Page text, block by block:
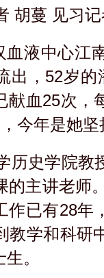
胡蔓 见习
血液中心江
出，52岁
献血25次，
今年是她
历史学院教
的主讲老师
作已有28年
教学和科研
。